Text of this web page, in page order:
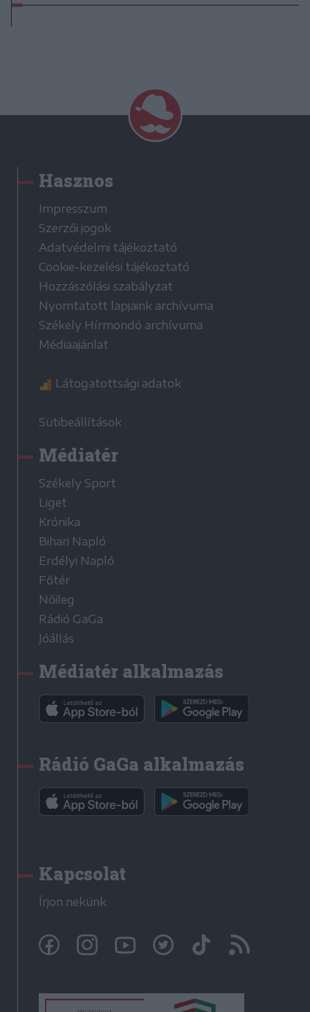
Hasznos
Impresszum
Szerzői jogok
Adatvédelmi tájékoztató
Cookie-kezelési tájékoztató
Hozzászólási szabályzat
Nyomtatott lapjaink archívuma
Székely Hírmondó archívuma
Médiaajánlat
Látogatottsági adatok
Sütibeállítások
Médiatér
Székely Sport
Liget
Krónika
Bihari Napló
Erdélyi Napló
Főtér
Nőileg
Rádió GaGa
Jóállás
Médiatér alkalmazás
Rádió GaGa alkalmazás
Kapcsolat
Írjon nekünk